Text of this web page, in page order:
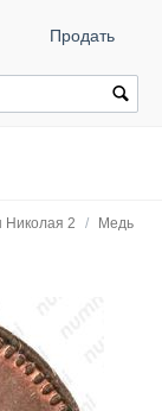
Продать
Николая 2 /
Медь